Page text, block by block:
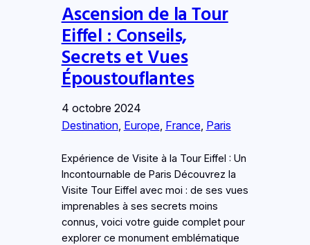
Ascension de la Tour
Eiffel : Conseils,
Secrets et Vues
Époustouflantes
4 octobre 2024
Destination, Europe, France, Paris
Expérience de Visite à la Tour Eiffel : Un
Incontournable de Paris Découvrez la
Visite Tour Eiffel avec moi : de ses vues
imprenables à ses secrets moins
connus, voici votre guide complet pour
explorer ce monument emblématique